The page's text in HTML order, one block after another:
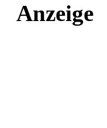
Anzeige